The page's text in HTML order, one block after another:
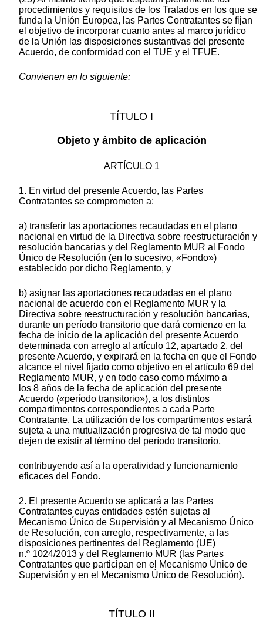
procedimientos y requisitos de los Tratados en los que se
funda la Unión Europea, las Partes Contratantes se fijan
el objetivo de incorporar cuanto antes al marco jurídico
de la Unión las disposiciones sustantivas del presente
Acuerdo, de conformidad con el TUE y el TFUE.
Convienen en lo siguiente:
TÍTULO I
Objeto y ámbito de aplicación
ARTÍCULO 1
1. En virtud del presente Acuerdo, las Partes
Contratantes se comprometen a:
a) transferir las aportaciones recaudadas en el plano
nacional en virtud de la Directiva sobre reestructuración y
resolución bancarias y del Reglamento MUR al Fondo
Único de Resolución (en lo sucesivo, «Fondo»)
establecido por dicho Reglamento, y
b) asignar las aportaciones recaudadas en el plano
nacional de acuerdo con el Reglamento MUR y la
Directiva sobre reestructuración y resolución bancarias,
durante un período transitorio que dará comienzo en la
fecha de inicio de la aplicación del presente Acuerdo
determinada con arreglo al artículo 12, apartado 2, del
presente Acuerdo, y expirará en la fecha en que el Fondo
alcance el nivel fijado como objetivo en el artículo 69 del
Reglamento MUR, y en todo caso como máximo a
los 8 años de la fecha de aplicación del presente
Acuerdo («período transitorio»), a los distintos
compartimentos correspondientes a cada Parte
Contratante. La utilización de los compartimentos estará
sujeta a una mutualización progresiva de tal modo que
dejen de existir al término del período transitorio,
contribuyendo así a la operatividad y funcionamiento
eficaces del Fondo.
2. El presente Acuerdo se aplicará a las Partes
Contratantes cuyas entidades estén sujetas al
Mecanismo Único de Supervisión y al Mecanismo Único
de Resolución, con arreglo, respectivamente, a las
disposiciones pertinentes del Reglamento (UE)
n.º 1024/2013 y del Reglamento MUR (las Partes
Contratantes que participan en el Mecanismo Único de
Supervisión y en el Mecanismo Único de Resolución).
TÍTULO II